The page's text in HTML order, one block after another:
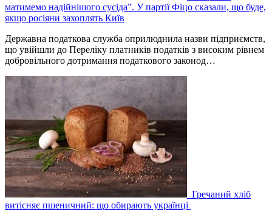
матимемо надійнішого сусіда”. У партії Фіцо сказали, що буде,
якщо росіяни захоплять Київ
Державна податкова служба оприлюднила назви підприємств,
що увійшли до Переліку платників податків з високим рівнем
добровільного дотримання податкового законод…
Гречаний хліб
витісняє пшеничний: що обирають українці